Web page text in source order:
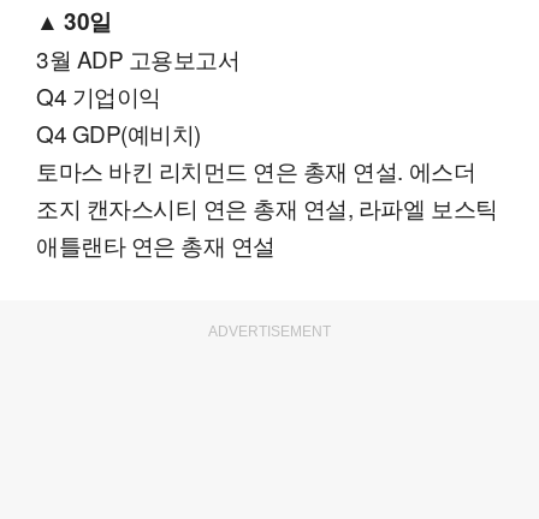
▲ 30일
3월 ADP 고용보고서
Q4 기업이익
Q4 GDP(예비치)
토마스 바킨 리치먼드 연은 총재 연설. 에스더
조지 캔자스시티 연은 총재 연설, 라파엘 보스틱
애틀랜타 연은 총재 연설
ADVERTISEMENT